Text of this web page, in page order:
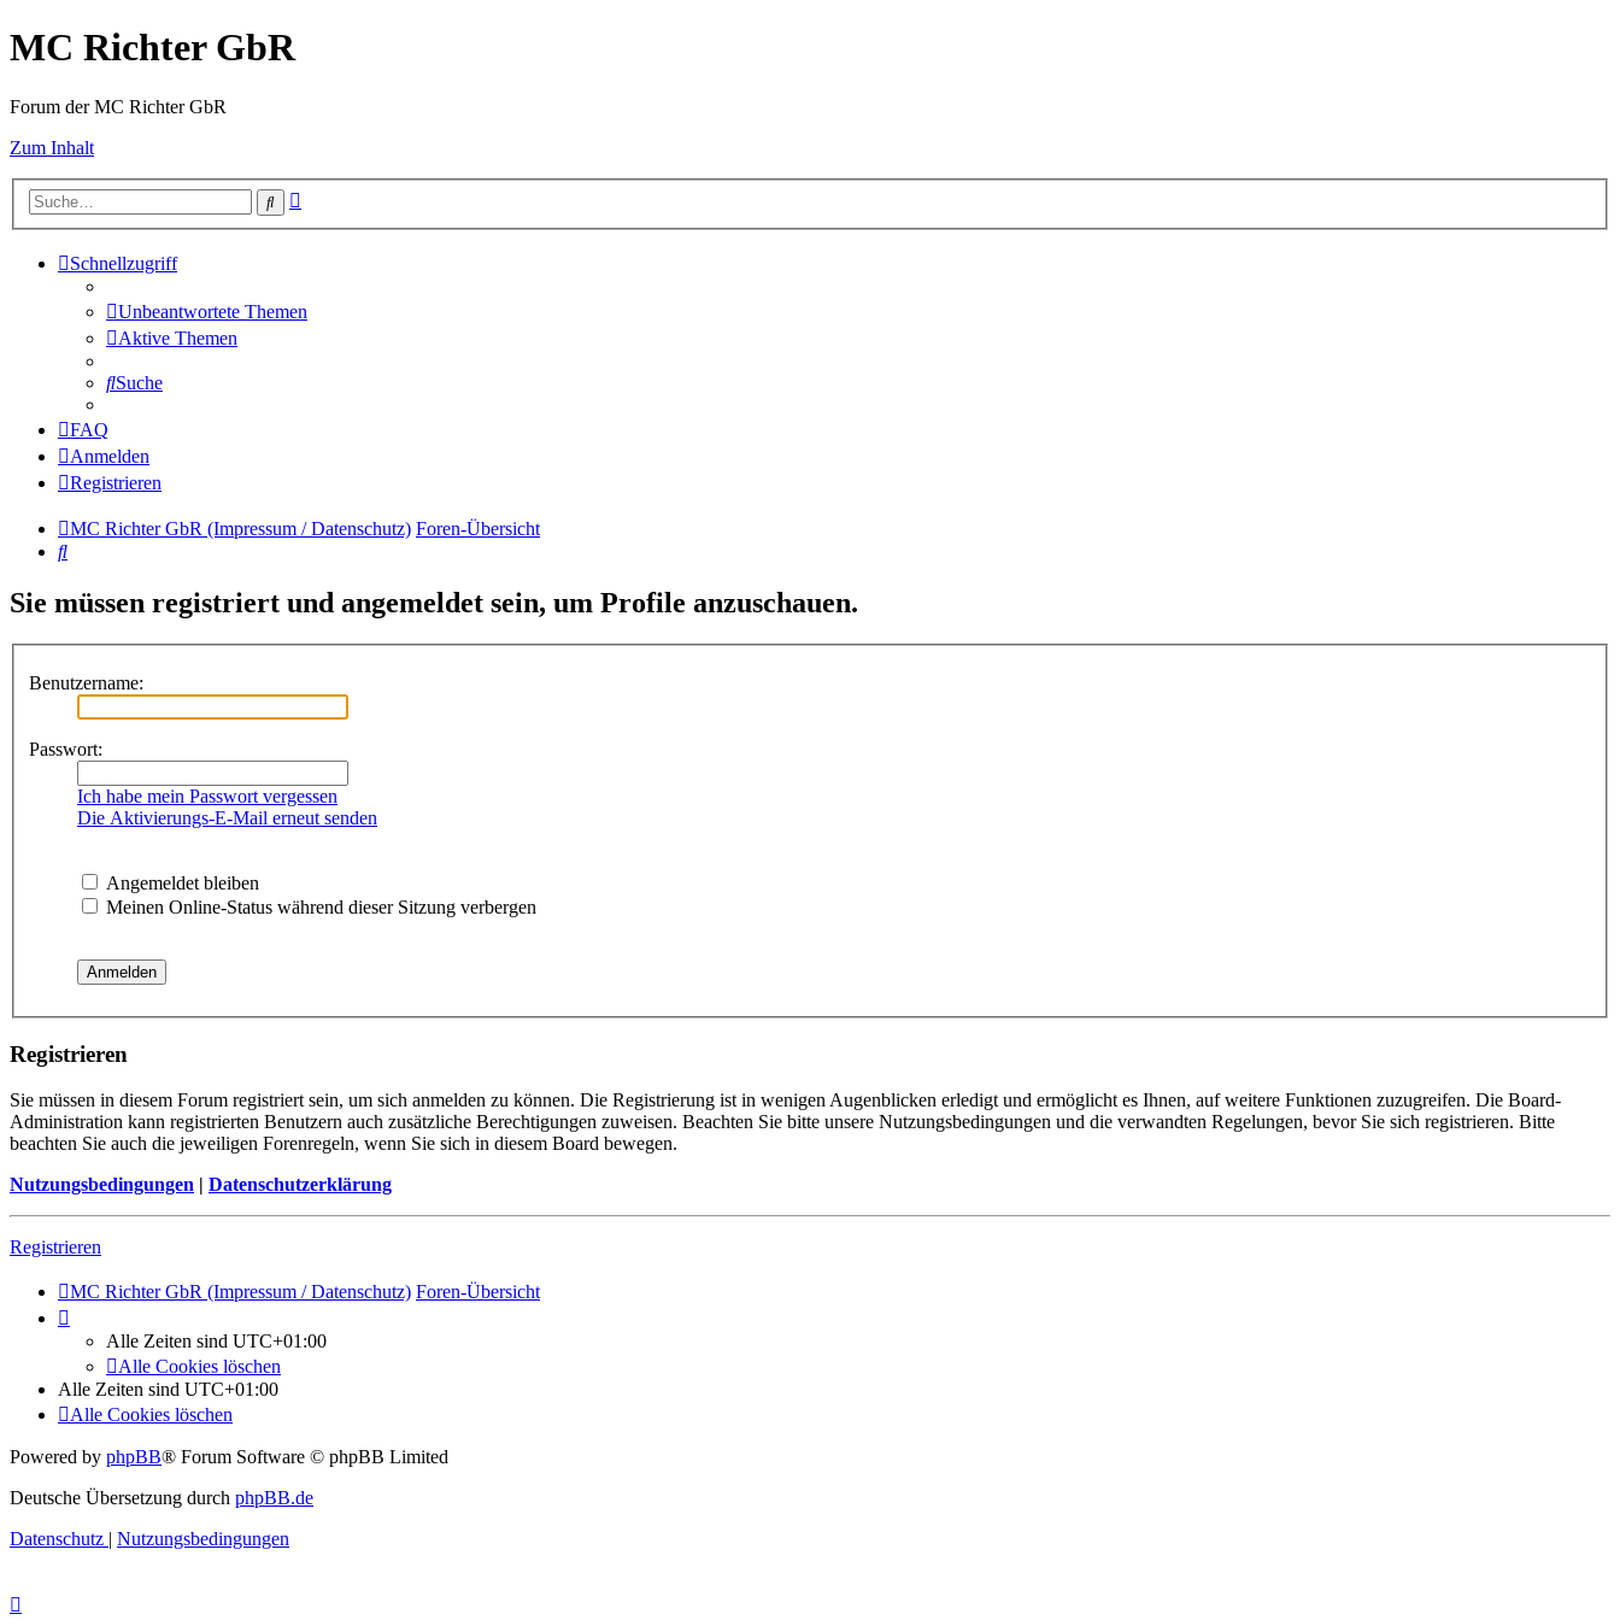
MC Richter GbR
Forum der MC Richter GbR
Zum Inhalt
Suche
Schnellzugriff
Unbeantwortete Themen
Aktive Themen
Suche
FAQ
Anmelden
Registrieren
MC Richter GbR (Impressum / Datenschutz) Foren-Übersicht
Suche
Sie müssen registriert und angemeldet sein, um Profile anzuschauen.
Benutzername:
Passwort:
Ich habe mein Passwort vergessen
Die Aktivierungs-E-Mail erneut senden
Angemeldet bleiben
Meinen Online-Status während dieser Sitzung verbergen
Registrieren
Sie müssen in diesem Forum registriert sein, um sich anmelden zu können. Die Registrierung ist in wenigen Augenblicken erledigt und ermöglicht es Ihnen, auf weitere Funktionen zuzugreifen. Die Board-
Administration kann registrierten Benutzern auch zusätzliche Berechtigungen zuweisen. Beachten Sie bitte unsere Nutzungsbedingungen und die verwandten Regelungen, bevor Sie sich registrieren. Bitte
beachten Sie auch die jeweiligen Forenregeln, wenn Sie sich in diesem Board bewegen.
Nutzungsbedingungen | Datenschutzerklärung
Registrieren
MC Richter GbR (Impressum / Datenschutz) Foren-Übersicht
Alle Zeiten sind UTC+01:00
Alle Cookies löschen
Alle Zeiten sind UTC+01:00
Alle Cookies löschen
Powered by phpBB® Forum Software © phpBB Limited
Deutsche Übersetzung durch phpBB.de
Datenschutz | Nutzungsbedingungen